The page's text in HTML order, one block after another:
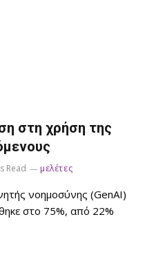
στη χρήση της
Read μελέτες
νοημοσύνης (GenAI)
στο 75%, από 22%